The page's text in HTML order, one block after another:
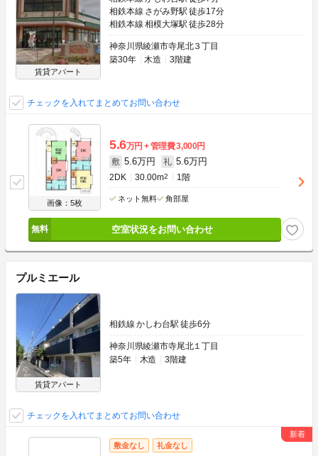
賃貸アパート
相鉄本線 さがみ野駅 徒歩17分
相鉄本線 相模大塚駅 徒歩28分
神奈川県綾瀬市寺尾北３丁目
築30年
木造 3階建
チェックを入れてまとめてお問い合わせ
画像：5枚
5.6万円 管理費3,000円
敷 5.6万円 礼 5.6万円
2DK 30.00m2 1階
ネット無料 角部屋
空室状況をお問い合わせ
プルミエール
賃貸アパート
相鉄線 かしわ台駅 徒歩6分
神奈川県綾瀬市寺尾北１丁目
築5年
木造 3階建
チェックを入れてまとめてお問い合わせ
敷金なし 礼金なし